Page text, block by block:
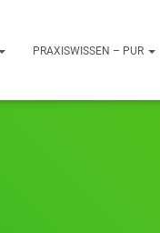
PRAXISWISSEN – PUR